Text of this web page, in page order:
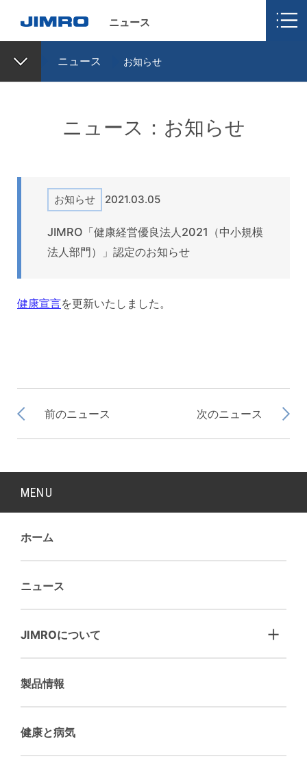
ニュース
ニュース：お知らせ
お知らせ 2021.03.05
JIMRO「健康経営優良法人2021（中小規模
法人部門）」認定のお知らせ
健康宣言を更新いたしました。
前のニュース 次のニュース
ニュース お知らせ
MENU
ホーム
ニュース
JIMROについて
製品情報
健康と病気